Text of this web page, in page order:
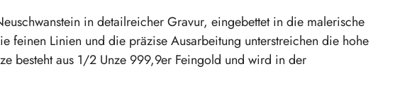
in detailreicher Gravur, eingebettet in die malerische
feinen Linien und die präzise Ausarbeitung unterstreichen die hohe
besteht aus 1/2 Unze 999,9er Feingold und wird in der